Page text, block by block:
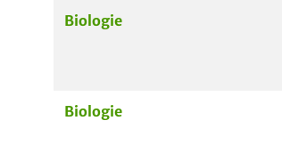
Biologie
Biologie